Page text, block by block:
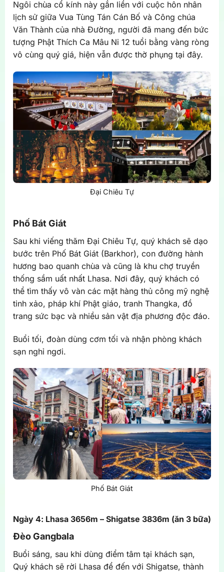
Ngôi chùa cổ kính này gắn liền với cuộc hôn nhân
lịch sử giữa Vua Tùng Tán Cán Bố và Công chúa
Văn Thành của nhà Đường, người đã mang đến bức
tượng Phật Thích Ca Mâu Ni 12 tuổi bằng vàng ròng
vô cùng quý giá, hiện vẫn được thờ phụng tại đây.
Đại Chiêu Tự
Phố Bát Giát
Sau khi viếng thăm Đại Chiêu Tự, quý khách sẽ dạo
bước trên Phố Bát Giát (Barkhor), con đường hành
hương bao quanh chùa và cũng là khu chợ truyền
thống sầm uất nhất Lhasa. Nơi đây, quý khách có
thể tìm thấy vô vàn các mặt hàng thủ công mỹ nghệ
tinh xảo, pháp khí Phật giáo, tranh Thangka, đồ
trang sức bạc và nhiều sản vật địa phương độc đáo.
Buổi tối, đoàn dùng cơm tối và nhận phòng khách
sạn nghỉ ngơi.
Phố Bát Giát
Ngày 4: Lhasa 3656m – Shigatse 3836m (ăn 3 bữa)
Đèo Gangbala
Buổi sáng, sau khi dùng điểm tâm tại khách sạn,
Quý khách sẽ rời Lhasa để đến với Shigatse, thành